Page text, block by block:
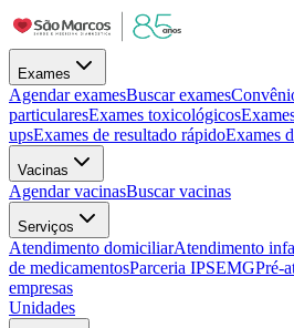
Exames
Agendar examesBuscar exames
particularesExames toxicológicos
upsExames de resultado rápidoExames
Vacinas
Agendar vacinasBuscar vacinas
Serviços
Atendimento domiciliarAtendimento
de medicamentosParceria IPSEMGPré-
empresas
Unidades